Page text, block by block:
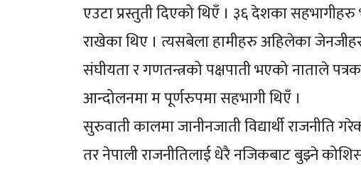
एउटा प्रस्तुती दिएको थिएँ । ३६ देशका
राखेका थिए । त्यसबेला हामीहरु अहिलेका
संघीयता र गणतन्त्रको पक्षपाती भएको नाताले
आन्दोलनमा म पूर्णरुपमा सहभागी थिएँ ।
सुरुवाती कालमा जानीनजाती विद्यार्थी राजनीति
तर नेपाली राजनीतिलाई धेरै नजिकबाट बुझ्ने कोशिस